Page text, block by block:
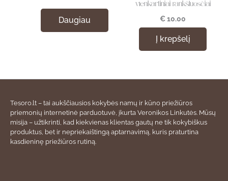
Daugiau
vienkartiniai rankšluosčiai
€10.00
Į krepšelį
Tesoro.lt – tai aukščiausios kokybės namų ir kūno priežiūros
priemonių internetinė parduotuvė, įkurta Veronikos Linkutės. Mūsų
misija – užtikrinti, kad kiekvienas klientas gautų ne tik kokybiškus
produktus, bet ir nepriekaištingą aptarnavimą, kuris praturtina
kasdieninę priežiūros rutiną.